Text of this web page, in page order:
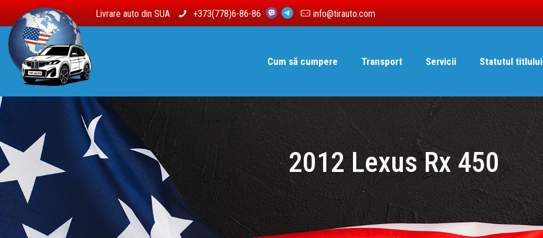
Livrare auto din SUA +373(778)6-86-86 info@tirauto.com
Cum să cumpere Transport Servicii Statutul titlului
2012 Lexus Rx 450